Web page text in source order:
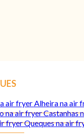
air fryerAlheira na air
na air fryerCastanhas
fryerQueques na air